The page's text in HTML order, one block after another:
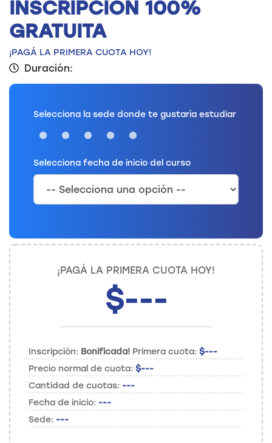
INSCRIPCIÓN 100%
GRATUITA
¡PAGÁ LA PRIMERA CUOTA HOY!
Duración:
Selecciona la sede donde te gustaría estudiar
Loading...Loading...Loading...Loading...Loading...
Selecciona fecha de inicio del curso
¡PAGÁ LA PRIMERA CUOTA HOY!
$---
Inscripción: Bonificada! Primera cuota: $---
Precio normal de cuota: $---
Cantidad de cuotas: ---
Fecha de inicio: ---
Sede: ---